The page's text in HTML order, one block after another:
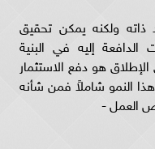
ولكنه يمكن تحقيق
الدافعة إليه في البنية
هو دفع الاستثمار
هذا النمو شاملاً فمن شأنه
العمل -